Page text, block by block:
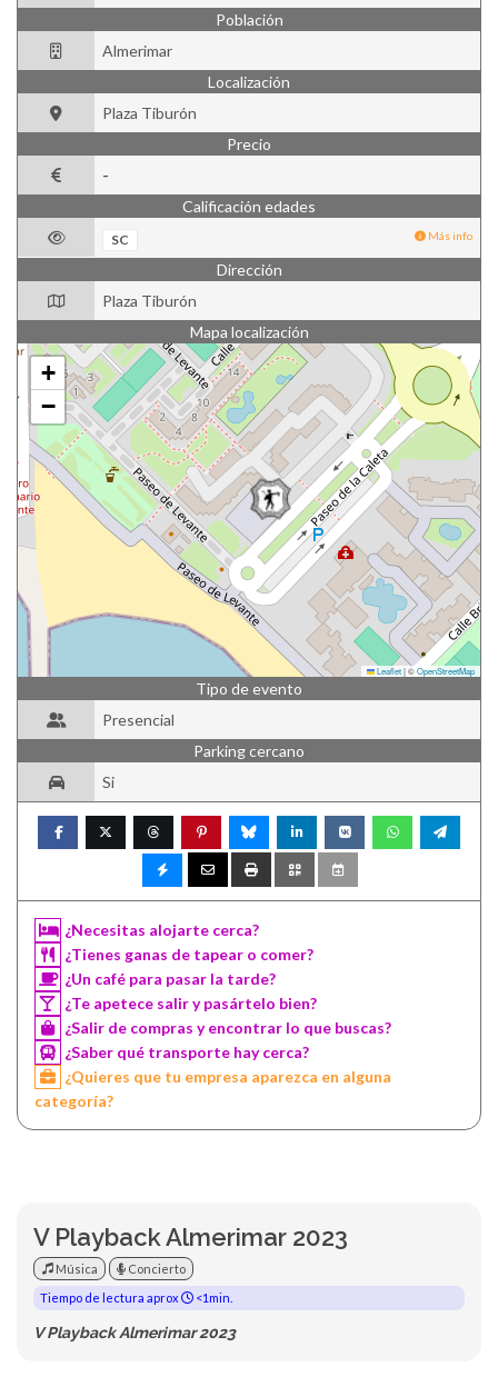
Población
Almerimar
Localización
Plaza Tiburón
Precio
-
Calificación edades
SC Más info
Dirección
Plaza Tiburón
Mapa localización
+
−
Leaflet|©OpenStreetMap
Tipo de evento
Presencial
Parking cercano
Si
¿Necesitas alojarte cerca?
¿Tienes ganas de tapear o comer?
¿Un café para pasar la tarde?
¿Te apetece salir y pasártelo bien?
¿Salir de compras y encontrar lo que buscas?
¿Saber qué transporte hay cerca?
¿Quieres que tu empresa aparezca en alguna
categoría?
V Playback Almerimar 2023
Música
Concierto
Tiempo de lectura aprox
<1min.
V Playback Almerimar 2023